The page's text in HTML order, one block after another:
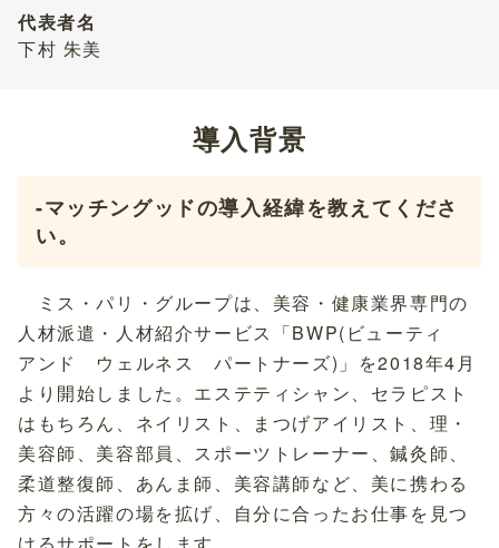
代表者名
下村 朱美
導入背景
-マッチングッドの導入経緯を教えてくださ
い。
ミス・パリ・グループは、美容・健康業界専門の
人材派遣・人材紹介サービス「BWP(ビューティ
アンド ウェルネス パートナーズ)」を2018年4月
より開始しました。エステティシャン、セラピスト
はもちろん、ネイリスト、まつげアイリスト、理・
美容師、美容部員、スポーツトレーナー、鍼灸師、
柔道整復師、あんま師、美容講師など、美に携わる
方々の活躍の場を拡げ、自分に合ったお仕事を見つ
けるサポートをします。